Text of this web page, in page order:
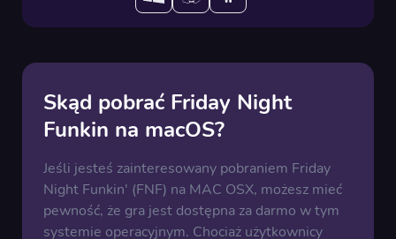
Skąd pobrać Friday Night
Funkin na macOS?
Jeśli jesteś zainteresowany pobraniem Friday
Night Funkin' (FNF) na MAC OSX, możesz mieć
pewność, że gra jest dostępna za darmo w tym
systemie operacyjnym. Chociaż użytkownicy